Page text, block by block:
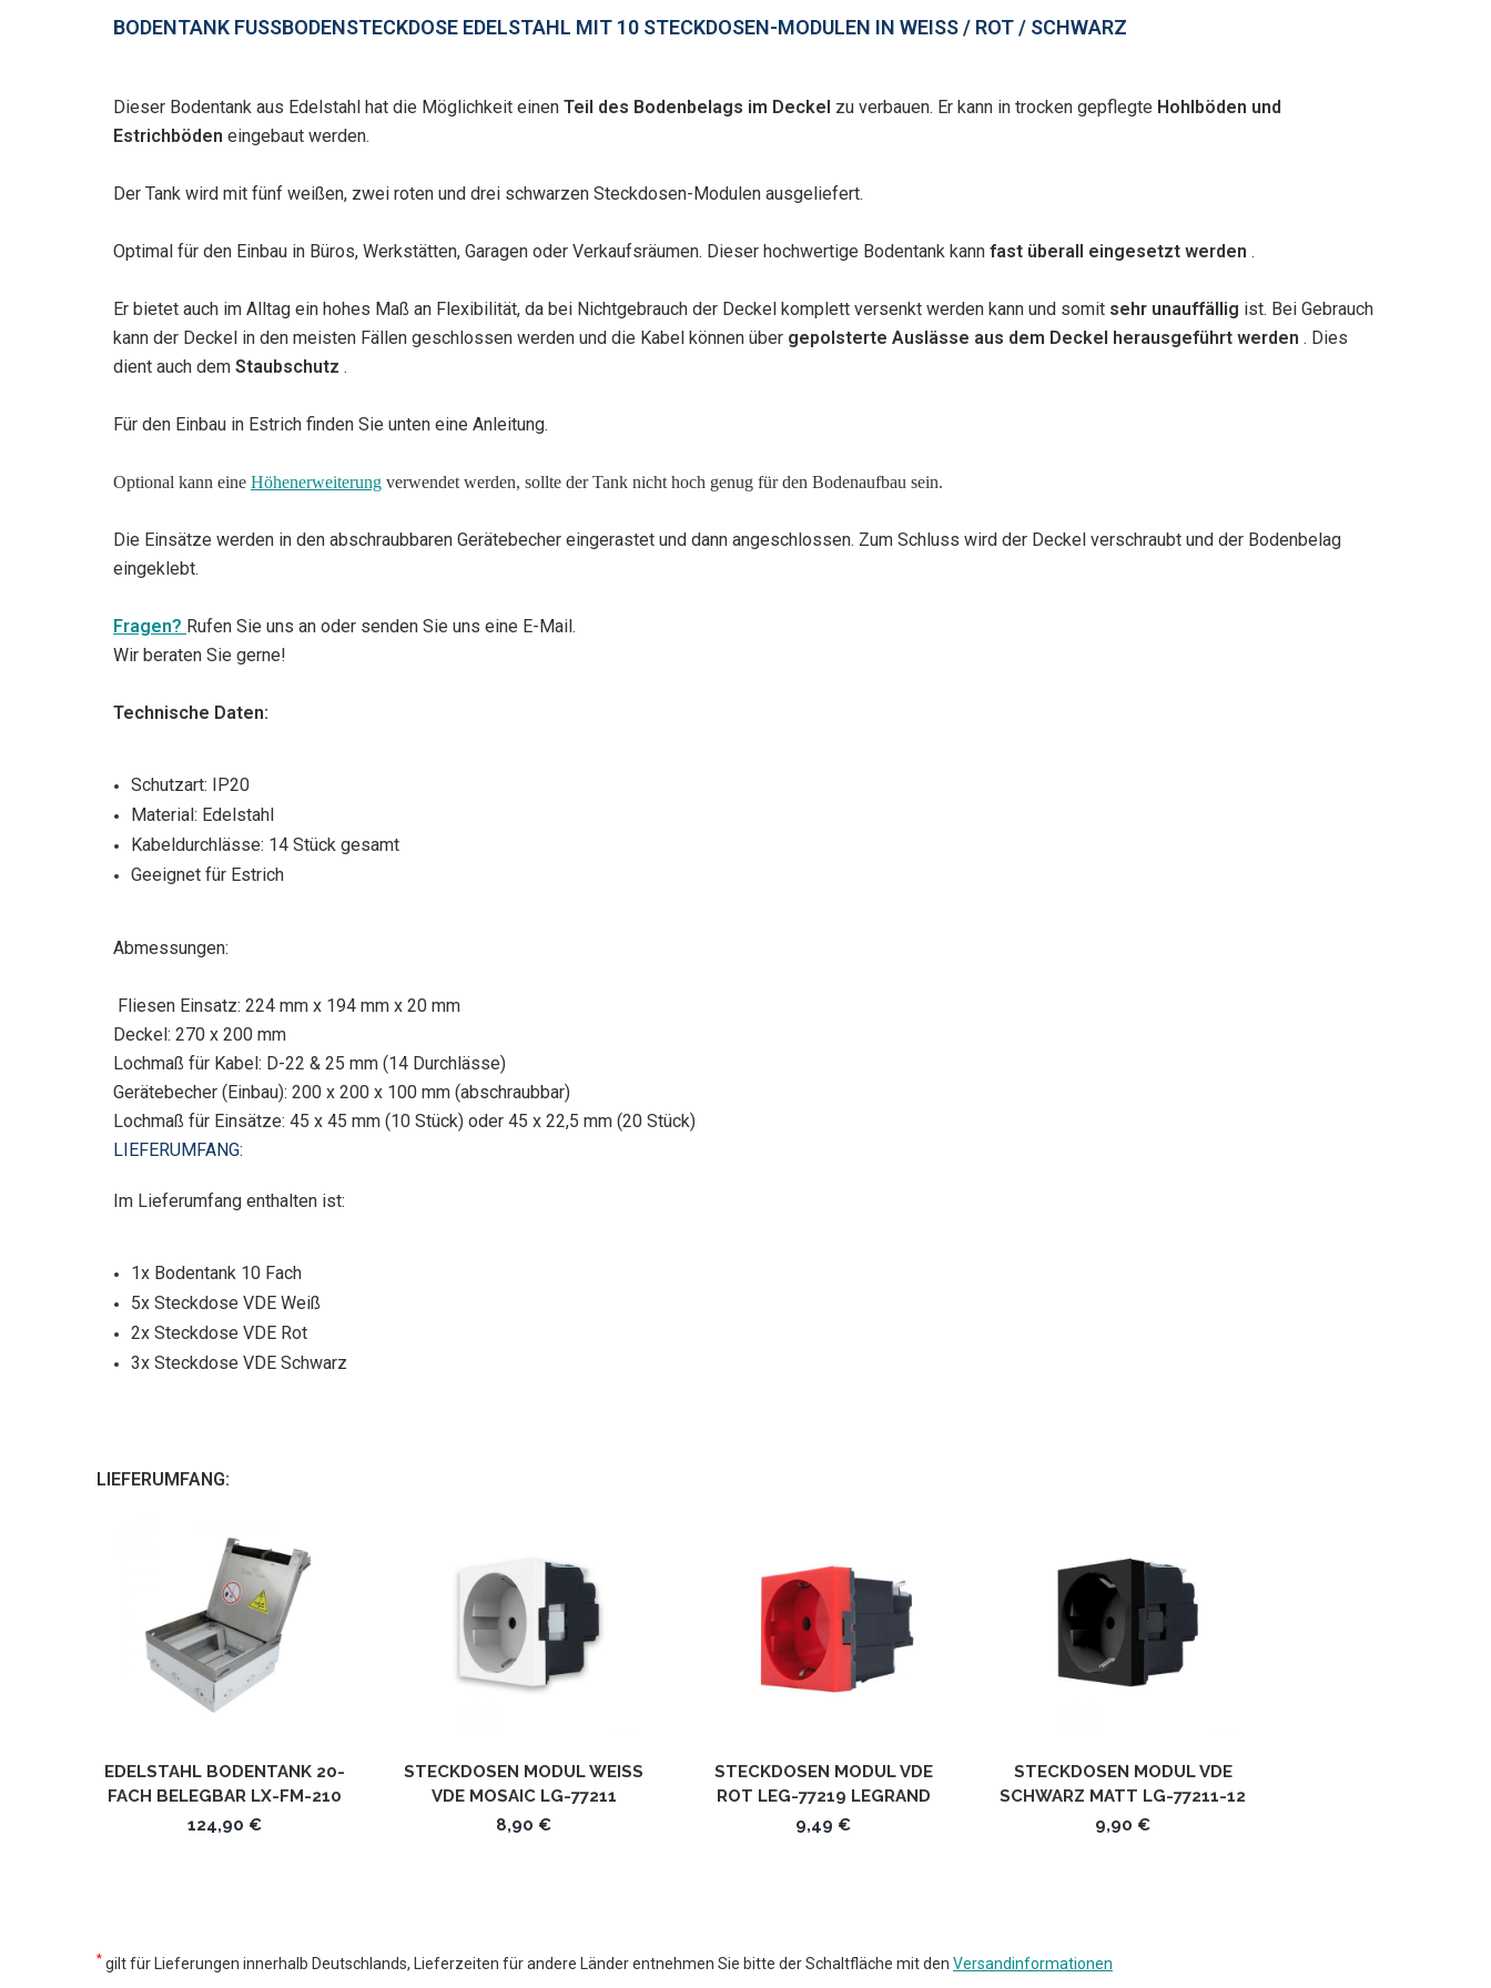
BODENTANK FUSSBODENSTECKDOSE EDELSTAHL MIT 10 STECKDOSEN-MODULEN IN WEISS / ROT / SCHWARZ
Dieser Bodentank aus Edelstahl hat die Möglichkeit einen Teil des Bodenbelags im Deckel zu verbauen. Er kann in trocken gepflegte Hohlböden und
Estrichböden eingebaut werden.
Der Tank wird mit fünf weißen, zwei roten und drei schwarzen Steckdosen-Modulen ausgeliefert.
Optimal für den Einbau in Büros, Werkstätten, Garagen oder Verkaufsräumen. Dieser hochwertige Bodentank kann fast überall eingesetzt werden .
Er bietet auch im Alltag ein hohes Maß an Flexibilität, da bei Nichtgebrauch der Deckel komplett versenkt werden kann und somit sehr unauffällig ist. Bei Gebrauch
kann der Deckel in den meisten Fällen geschlossen werden und die Kabel können über gepolsterte Auslässe aus dem Deckel herausgeführt werden . Dies
dient auch dem Staubschutz .
Für den Einbau in Estrich finden Sie unten eine Anleitung.
Optional kann eine Höhenerweiterung verwendet werden, sollte der Tank nicht hoch genug für den Bodenaufbau sein.
Die Einsätze werden in den abschraubbaren Gerätebecher eingerastet und dann angeschlossen. Zum Schluss wird der Deckel verschraubt und der Bodenbelag
eingeklebt.
Fragen? Rufen Sie uns an oder senden Sie uns eine E-Mail.
Wir beraten Sie gerne!
Technische Daten:
Schutzart: IP20
Material: Edelstahl
Kabeldurchlässe: 14 Stück gesamt
Geeignet für Estrich
Abmessungen:
Fliesen Einsatz: 224 mm x 194 mm x 20 mm
Deckel: 270 x 200 mm
Lochmaß für Kabel: D-22 & 25 mm (14 Durchlässe)
Gerätebecher (Einbau): 200 x 200 x 100 mm (abschraubbar)
Lochmaß für Einsätze: 45 x 45 mm (10 Stück) oder 45 x 22,5 mm (20 Stück)
LIEFERUMFANG:
Im Lieferumfang enthalten ist:
1x Bodentank 10 Fach
5x Steckdose VDE Weiß
2x Steckdose VDE Rot
3x Steckdose VDE Schwarz
LIEFERUMFANG:
EDELSTAHL BODENTANK 20-
FACH BELEGBAR LX-FM-210
124,90 €
STECKDOSEN MODUL WEISS V
DE MOSAIC LG-77211
8,90 €
STECKDOSEN MODUL VDE
ROT LEG-77219 LEGRAND
9,49 €
STECKDOSEN MODUL VDE
SCHWARZ MATT LG-77211-12
LEGRAND MOSAIC
9,90 €
* gilt für Lieferungen innerhalb Deutschlands, Lieferzeiten für andere Länder entnehmen Sie bitte der Schaltfläche mit den Versandinformationen